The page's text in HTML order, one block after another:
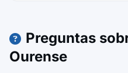
Preguntas
Ourense